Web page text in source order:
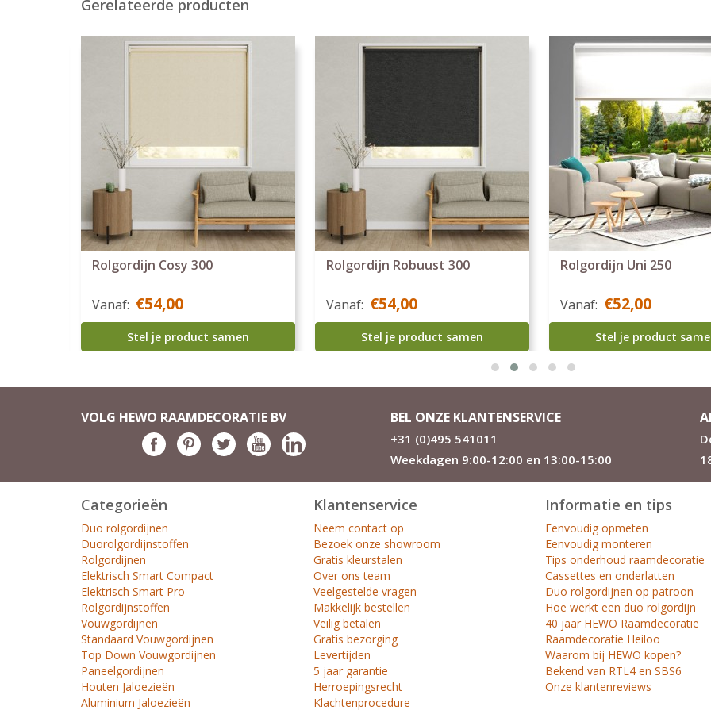
Gerelateerde producten
Rolgordijn Cosy 300
Vanaf: €54,00
Stel je product samen
Rolgordijn Robuust 300
Vanaf: €54,00
Stel je product samen
Rolgordijn Uni 250
Vanaf: €52,00
Stel je product
VOLG HEWO RAAMDECORATIE BV BEL ONZE KLANTENSERVICE
+31 (0)495 541011
Weekdagen 9:00-12:00 en 13:00-15:00
Categorieën
Duo rolgordijnen
Duorolgordijnstoffen
Rolgordijnen
Elektrisch Smart Compact
Elektrisch Smart Pro
Rolgordijnstoffen
Vouwgordijnen
Standaard Vouwgordijnen
Top Down Vouwgordijnen
Paneelgordijnen
Houten Jaloezieën
Aluminium Jaloezieën
Klantenservice
Neem contact op
Bezoek onze showroom
Gratis kleurstalen
Over ons team
Veelgestelde vragen
Makkelijk bestellen
Veilig betalen
Gratis bezorging
Levertijden
5 jaar garantie
Herroepingsrecht
Klachtenprocedure
Informatie en tips
Eenvoudig opmeten
Eenvoudig monteren
Tips onderhoud raamdecoratie
Cassettes en onderlatten
Duo rolgordijnen op patroon
Hoe werkt een duo rolgordijn
40 jaar HEWO Raamdecoratie
Raamdecoratie Heiloo
Waarom bij HEWO kopen?
Bekend van RTL4 en SBS6
Onze klantenreviews